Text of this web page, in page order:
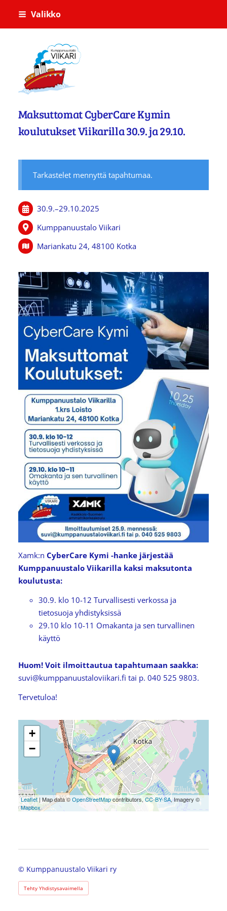
Siirry
Valikko
Kumppanuustalo Viikari
Maksuttomat CyberCare Kymin
koulutukset Viikarilla 30.9. ja 29.10.
Tarkastelet mennyttä tapahtumaa.
30.9.–29.10.2025
Kumppanuustalo Viikari
Mariankatu 24, 48100 Kotka
Xamk:n CyberCare Kymi -hanke järjestää
Kumppanuustalo Viikarilla kaksi maksutonta
koulutusta:
30.9. klo 10-12 Turvallisesti verkossa ja
tietosuoja yhdistyksissä
29.10 klo 10-11 Omakanta ja sen turvallinen
käyttö
Huom! Voit ilmoittautua tapahtumaan saakka:
suvi@kumppanuustaloviikari.fi tai p. 040 525 9803.
Tervetuloa!
+
−
Leaflet| Map data ©OpenStreetMapcontributors, CC-BY-SA, Imagery ©
Mapbox
© Kumppanuustalo Viikari ry
Tehty Yhdistysavaimella